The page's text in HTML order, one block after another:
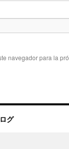
navegador para la
グ